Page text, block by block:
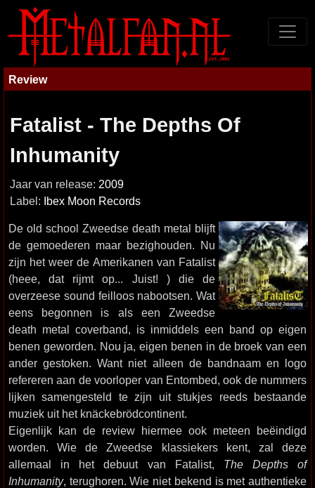
Review
Fatalist - The Depths Of
Inhumanity
Jaar van release: 2009
Label:
Ibex Moon Records
De old school Zweedse death metal blijft
de gemoederen maar bezighouden. Nu
zijn het weer de Amerikanen van Fatalist
(heee, dat rijmt op... Juist! ) die de
overzeese sound feilloos nabootsen. Wat
eens begonnen is als een Zweedse
death metal coverband, is inmiddels een band op eigen
benen geworden. Nou ja, eigen benen in de broek van een
ander gestoken. Want niet alleen de bandnaam en logo
refereren aan de voorloper van Entombed, ook de nummers
lijken samengesteld te zijn uit stukjes reeds bestaande
muziek uit het knäckebrödcontinent.
Eigenlijk kan de review hiermee ook meteen beëindigd
worden. Wie de Zweedse klassiekers kent, zal deze
allemaal in het debuut van Fatalist, The Depths of
Inhumanity, terughoren. Wie niet bekend is met authentieke